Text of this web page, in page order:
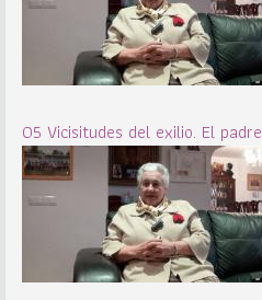
05 Vicisitudes del exilio. El padre